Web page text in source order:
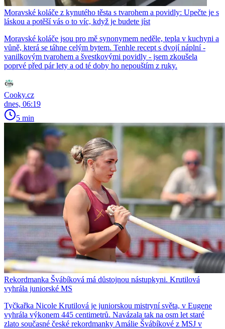
Moravské koláče z kynutého těsta s tvarohem a povidly: Upečte je s
láskou a potěší vás o to víc, když je budete jíst
Moravské koláče jsou pro mě synonymem neděle, tepla v kuchyni a
vůně, která se táhne celým bytem. Tenhle recept s dvojí náplní -
vanilkovým tvarohem a švestkovými povidly - jsem zkoušela
poprvé před pár lety a od té doby ho nepouštím z ruky.
Cooky.cz
dnes, 06:19
5 min
Rekordmanka Švábíková má důstojnou nástupkyni. Krutilová
vyhrála juniorské MS
Tyčkařka Nicole Krutilová je juniorskou mistryní světa, v Eugene
vyhrála výkonem 445 centimetrů. Navázala tak na osm let staré
zlato současné české rekordmanky Amálie Švábíkové z MSJ v